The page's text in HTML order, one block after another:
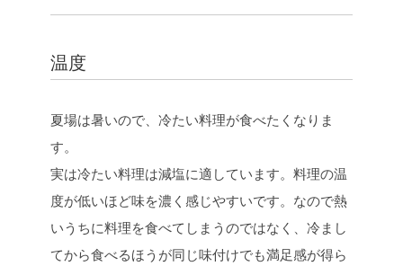
温度
夏場は暑いので、冷たい料理が食べたくなりま
す。
実は冷たい料理は減塩に適しています。料理の温
度が低いほど味を濃く感じやすいです。なので熱
いうちに料理を食べてしまうのではなく、冷まし
てから食べるほうが同じ味付けでも満足感が得ら